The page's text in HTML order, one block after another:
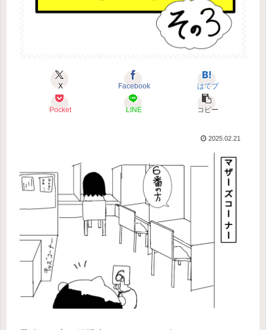
X Facebook はてブ
Pocket LINE コピー
2025.02.21